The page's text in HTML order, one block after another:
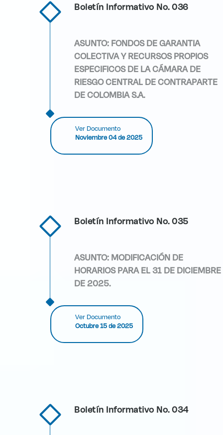
Boletín Informativo No. 036
ASUNTO: FONDOS DE GARANTIA
COLECTIVA Y RECURSOS PROPIOS
ESPECIFICOS DE LA CÁMARA DE
RIESGO CENTRAL DE CONTRAPARTE
DE COLOMBIA S.A.
Ver Documento
Noviembre 04 de 2025
Boletín Informativo No. 035
ASUNTO: MODIFICACIÓN DE
HORARIOS PARA EL 31 DE DICIEMBRE
DE 2025.
Ver Documento
Octubre 15 de 2025
Boletín Informativo No. 034